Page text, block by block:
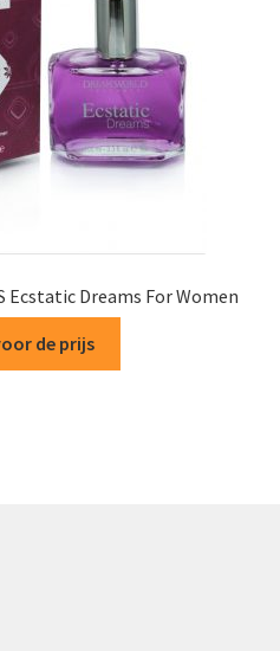
Ecstatic Dreams For Women
de prijs